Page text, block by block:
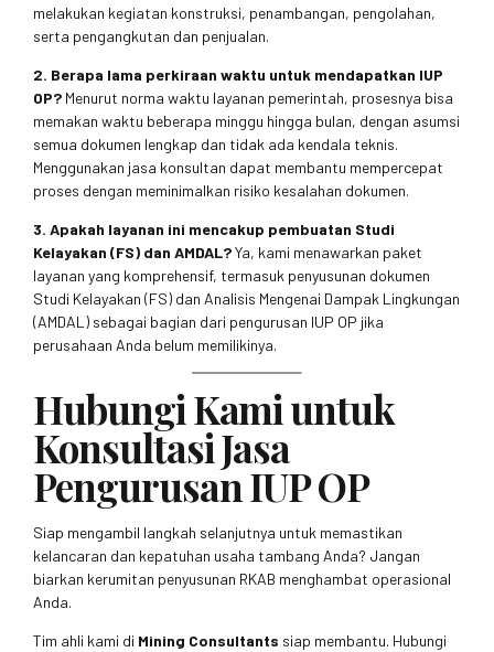
melakukan kegiatan konstruksi, penambangan, pengolahan,
serta pengangkutan dan penjualan.
2. Berapa lama perkiraan waktu untuk mendapatkan IUP
OP? Menurut norma waktu layanan pemerintah, prosesnya bisa
memakan waktu beberapa minggu hingga bulan, dengan asumsi
semua dokumen lengkap dan tidak ada kendala teknis.
Menggunakan jasa konsultan dapat membantu mempercepat
proses dengan meminimalkan risiko kesalahan dokumen.
3. Apakah layanan ini mencakup pembuatan Studi
Kelayakan (FS) dan AMDAL?Ya, kami menawarkan paket
layanan yang komprehensif, termasuk penyusunan dokumen
Studi Kelayakan (FS) dan Analisis Mengenai Dampak Lingkungan
(AMDAL) sebagai bagian dari pengurusan IUP OP jika
perusahaan Anda belum memilikinya.
Hubungi Kami untuk
Konsultasi Jasa
Pengurusan IUP OP
Siap mengambil langkah selanjutnya untuk memastikan
kelancaran dan kepatuhan usaha tambang Anda? Jangan
biarkan kerumitan penyusunan RKAB menghambat operasional
Anda.
Tim ahli kami di Mining Consultants siap membantu. Hubungi